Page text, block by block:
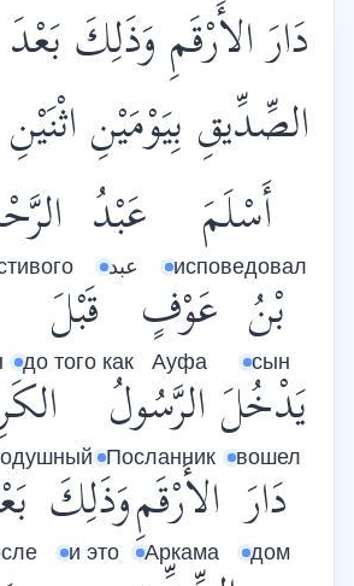
دَارَ الأَرْقَمِ وَذَلِكَ
الصِّدِّيقِ بِيَوْمَيْنِ
أَسْلَمَ
исповедовал
عَبْدُ
عبد
بْنُ
сын
عَوْفٍ
Ауфа
قَبْلَ
до того как
يَدْخُلَ
вошел
الرَّسُولُ
Посланник
دَارَ
дом
الأَرْقَمِ
Аркама
وَذَلِكَ
и это